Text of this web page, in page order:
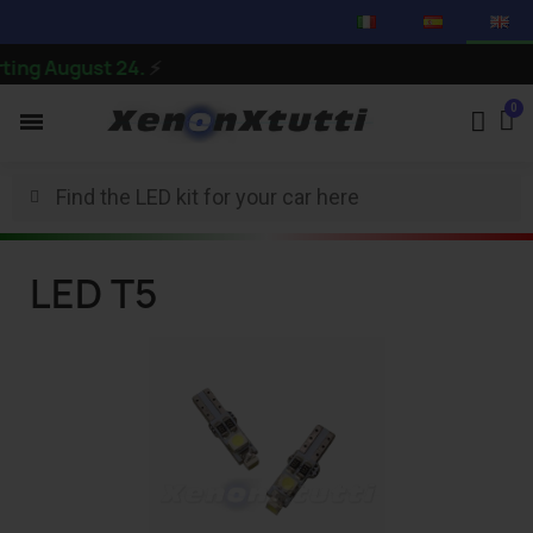
August 24.⚡
LED T5